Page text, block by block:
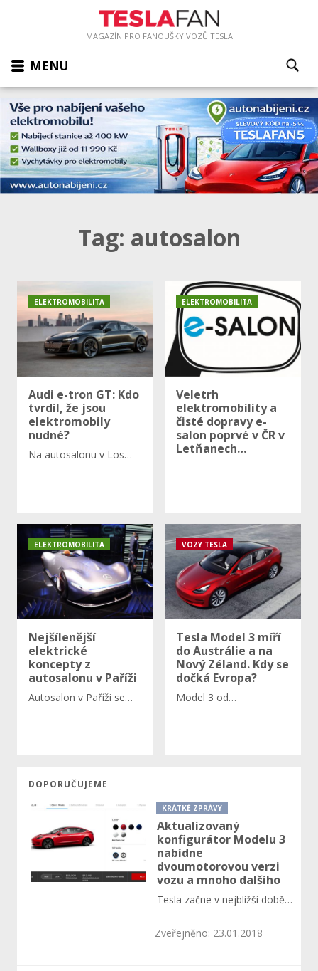
MAGAZÍN PRO FANOUŠKY VOZŮ TESLA
MENU
Tag: autosalon
ELEKTROMOBILITA
Audi e-tron GT: Kdo
tvrdil, že jsou
elektromobily
nudné?
Na autosalonu v Los…
ELEKTROMOBILITA
Veletrh
elektromobility a
čisté dopravy e-
salon poprvé v ČR v
Letňanech…
ELEKTROMOBILITA
Nejšílenější
elektrické
koncepty z
autosalonu v Paříži
Autosalon v Paříži se…
VOZY TESLA
Tesla Model 3 míří
do Austrálie a na
Nový Zéland. Kdy se
dočká Evropa?
Model 3 od…
DOPORUČUJEME
KRÁTKÉ ZPRÁVY
Zveřejněno: 23.01.2018
Aktualizovaný
konfigurátor Modelu 3
nabídne
dvoumotorovou verzi
vozu a mnoho dalšího
Tesla začne v nejbližší době…